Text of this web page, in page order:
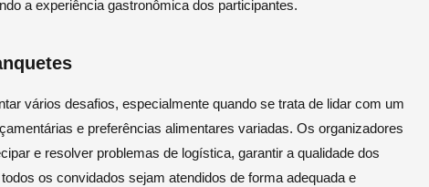
a experiência gastronômica dos participantes.
vários desafios, especialmente quando se trata de lidar com um
e preferências alimentares variadas. Os organizadores
e resolver problemas de logística, garantir a qualidade dos
os convidados sejam atendidos de forma adequada e